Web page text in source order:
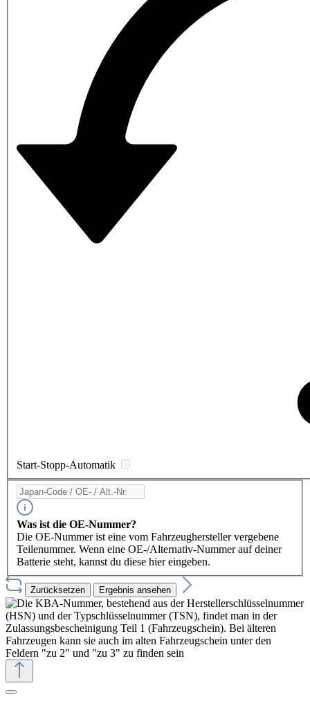
Start-Stopp-Automatik
Was ist die OE-Nummer?
Die OE-Nummer ist eine vom Fahrzeughersteller vergebene
Teilenummer. Wenn eine OE-/Alternativ-Nummer auf deiner
Batterie steht, kannst du diese hier eingeben.